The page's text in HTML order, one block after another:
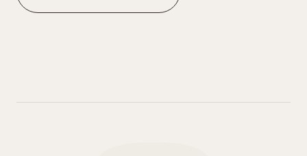
SERVICE SITE